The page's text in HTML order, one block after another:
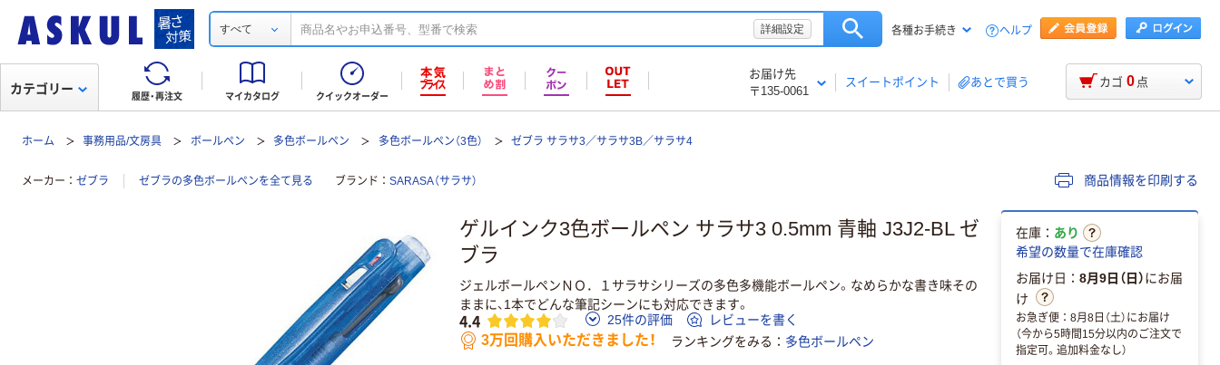
すべて 詳細設定 各種お手続き ヘルプ
履歴・再注文 マイカタログ クイックオーダー
お届け先
〒135-0061
スイートポイント あとで買う
カテゴリー カゴ 0 点
ホーム 事務用品/文房具 ボールペン 多色ボールペン 多色ボールペン（3色） ゼブラ サラサ3／サラサ3B／サラサ4
メーカー ゼブラ ゼブラの多色ボールペンを全て見る ブランド SARASA（サラサ） 商品情報を印刷する
ゲルインク3色ボールペン サラサ3 0.5mm 青軸 J3J2-BL ゼ
ブラ
ジェルボールペンＮＯ．１サラサシリーズの多色多機能ボールペン。なめらかな書き味その
ままに、1本でどんな筆記シーンにも対応できます。
4.4 25件の評価 レビューを書く
3万回購入いただきました！ ランキングをみる 多色ボールペン
在庫： あり
希望の数量で在庫確認
お届け日： 8月9日（日）にお届
け
お急ぎ便：8月8日（土）にお届け
（今から5時間15分以内のご注文で
指定可。追加料金なし）